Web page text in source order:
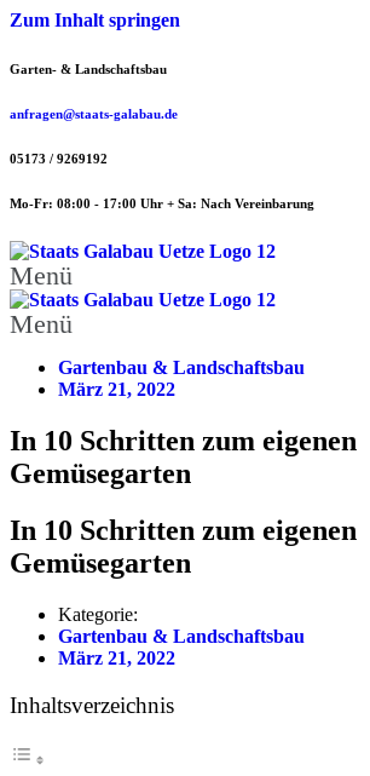
Zum Inhalt springen
Garten- & Landschaftsbau
anfragen@staats-galabau.de
05173 / 9269192
Mo-Fr: 08:00 - 17:00 Uhr + Sa: Nach Vereinbarung
Menü
Menü
Gartenbau & Landschaftsbau
März 21, 2022
In 10 Schritten zum eigenen
Gemüsegarten
In 10 Schritten zum eigenen
Gemüsegarten
Kategorie:
Gartenbau & Landschaftsbau
März 21, 2022
Inhaltsverzeichnis